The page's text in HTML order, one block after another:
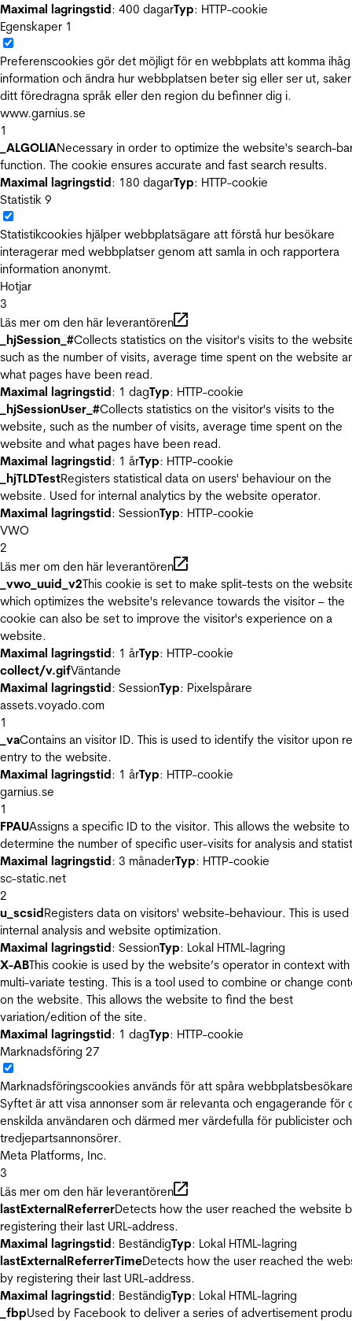
Maximal lagringstid: 400 dagarTyp: HTTP-cookie
Egenskaper 1
Preferenscookies gör det möjligt för en webbplats att komma ihåg
information och ändra hur webbplatsen beter sig eller ser ut,
ditt föredragna språk eller den region du befinner dig i.
www.garnius.se
1
_ALGOLIANecessary in order to optimize the website's search-
function. The cookie ensures accurate and fast search results.
Maximal lagringstid: 180 dagarTyp: HTTP-cookie
Statistik 9
Statistikcookies hjälper webbplatsägare att förstå hur besökare
interagerar med webbplatser genom att samla in och rapportera
information anonymt.
Hotjar
3
Läs mer om den här leverantören
_hjSession_#Collects statistics on the visitor's visits to the
such as the number of visits, average time spent on the website
what pages have been read.
Maximal lagringstid: 1 dagTyp: HTTP-cookie
_hjSessionUser_#Collects statistics on the visitor's visits to the
website, such as the number of visits, average time spent on the
website and what pages have been read.
Maximal lagringstid: 1 årTyp: HTTP-cookie
_hjTLDTestRegisters statistical data on users' behaviour on the
website. Used for internal analytics by the website operator.
Maximal lagringstid: SessionTyp: HTTP-cookie
VWO
2
Läs mer om den här leverantören
_vwo_uuid_v2This cookie is set to make split-tests on the
which optimizes the website's relevance towards the visitor – the
cookie can also be set to improve the visitor's experience on a
website.
Maximal lagringstid: 1 årTyp: HTTP-cookie
collect/v.gifVäntande
Maximal lagringstid: SessionTyp: Pixelspårare
assets.voyado.com
1
_vaContains an visitor ID. This is used to identify the visitor upon
entry to the website.
Maximal lagringstid: 1 årTyp: HTTP-cookie
garnius.se
1
FPAUAssigns a specific ID to the visitor. This allows the website to
determine the number of specific user-visits for analysis and
Maximal lagringstid: 3 månaderTyp: HTTP-cookie
sc-static.net
2
u_scsidRegisters data on visitors' website-behaviour. This is
internal analysis and website optimization.
Maximal lagringstid: SessionTyp: Lokal HTML-lagring
X-ABThis cookie is used by the website’s operator in context with
multi-variate testing. This is a tool used to combine or change
on the website. This allows the website to find the best
variation/edition of the site.
Maximal lagringstid: 1 dagTyp: HTTP-cookie
Marknadsföring 27
Marknadsföringscookies används för att spåra
Syftet är att visa annonser som är relevanta och engagerande för
enskilda användaren och därmed mer värdefulla för publicister och
tredjepartsannonsörer.
Meta Platforms, Inc.
3
Läs mer om den här leverantören
lastExternalReferrerDetects how the user reached the website
registering their last URL-address.
Maximal lagringstid: BeständigTyp: Lokal HTML-lagring
lastExternalReferrerTimeDetects how the user reached the
by registering their last URL-address.
Maximal lagringstid: BeständigTyp: Lokal HTML-lagring
_fbpUsed by Facebook to deliver a series of advertisement